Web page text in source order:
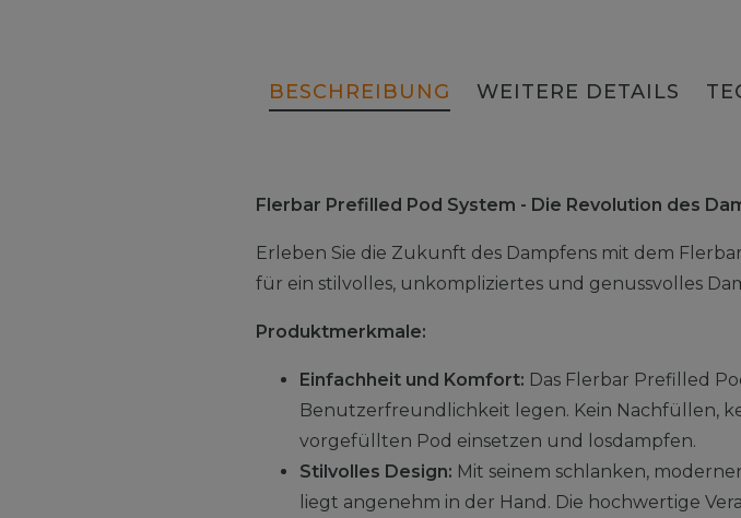
BESCHREIBUNG WEITERE DETAILS
Flerbar Prefilled Pod System - Die Revolution des
Erleben Sie die Zukunft des Dampfens mit dem
für ein stilvolles, unkompliziertes und genussvolles
Produktmerkmale:
Einfachheit und Komfort: Das Flerbar Prefilled
Benutzerfreundlichkeit legen. Kein Nachfüllen,
vorgefüllten Pod einsetzen und losdampfen.
Stilvolles Design: Mit seinem schlanken,
liegt angenehm in der Hand. Die hochwertige